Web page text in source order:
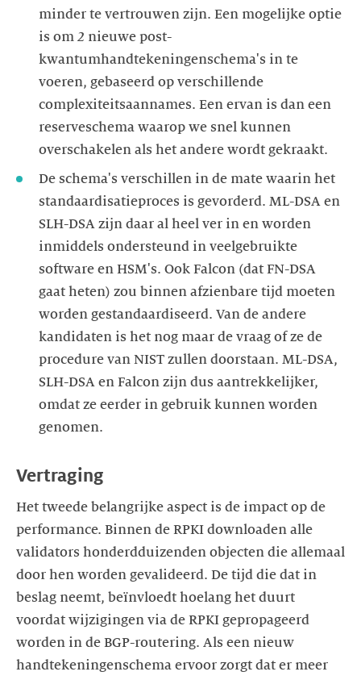
minder te vertrouwen zijn. Een mogelijke optie
is om 2 nieuwe post-
kwantumhandtekeningenschema's in te
voeren, gebaseerd op verschillende
complexiteitsaannames. Een ervan is dan een
reserveschema waarop we snel kunnen
overschakelen als het andere wordt gekraakt.
De schema's verschillen in de mate waarin het
standaardisatieproces is gevorderd. ML-DSA en
SLH-DSA zijn daar al heel ver in en worden
inmiddels ondersteund in veelgebruikte
software en HSM's. Ook Falcon (dat FN-DSA
gaat heten) zou binnen afzienbare tijd moeten
worden gestandaardiseerd. Van de andere
kandidaten is het nog maar de vraag of ze de
procedure van NIST zullen doorstaan. ML-DSA,
SLH-DSA en Falcon zijn dus aantrekkelijker,
omdat ze eerder in gebruik kunnen worden
genomen.
Vertraging
Het tweede belangrijke aspect is de impact op de
performance. Binnen de RPKI downloaden alle
validators honderdduizenden objecten die allemaal
door hen worden gevalideerd. De tijd die dat in
beslag neemt, beïnvloedt hoelang het duurt
voordat wijzigingen via de RPKI gepropageerd
worden in de BGP-routering. Als een nieuw
handtekeningenschema ervoor zorgt dat er meer